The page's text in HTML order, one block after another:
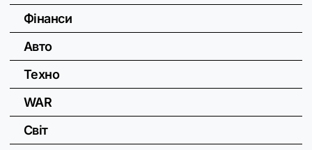
Фінанси
Авто
Техно
WAR
Світ